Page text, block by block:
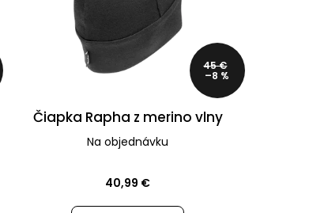
45 €
–8 %
Čiapka Rapha z merino vlny
Na objednávku
40,99 €